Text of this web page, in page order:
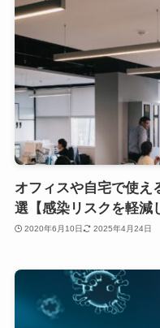
オフィスや自宅で使え
選【感染リスクを軽減
2020年6月10日 2025年4月24日